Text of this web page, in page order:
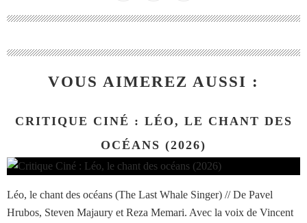
VOUS AIMEREZ AUSSI :
CRITIQUE CINÉ : LÉO, LE CHANT DES
OCÉANS (2026)
Léo, le chant des océans (The Last Whale Singer) // De Pavel
Hrubos, Steven Majaury et Reza Memari. Avec la voix de Vincent